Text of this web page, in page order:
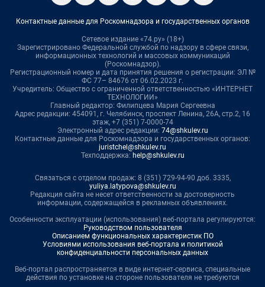
Контактные данные для Роскомнадзора и государственных органов
Сетевое издание «74.ру» (18+)
Зарегистрировано Федеральной службой по надзору в сфере связи,
информационных технологий и массовых коммуникаций
(Роскомнадзор).
Регистрационный номер и дата принятия решения о регистрации: ЭЛ №
ФС 77– 84676 от 06.02.2023 г.
Учредитель: Общество с ограниченной ответственностью «ИНТЕРНЕТ
ТЕХНОЛОГИИ»
Главный редактор: Филипцева Мария Сергеевна
Адрес редакции: 454091, г. Челябинск, проспект Ленина, 26А, стр.2, 16
этаж, +7 (351) 7-0000-74
Электронный адрес редакции: 74@shkulev.ru
Контактные данные для Роскомнадзора и государственных органов:
juristchel@shkulev.ru
Техподдержка: help@shkulev.ru
Связаться с отделом продаж: 8 (351) 729-94-90 доб. 3335,
yuliya.latypova@shkulev.ru
Редакция сайта не несет ответственности за достоверность
информации, содержащейся в рекламных объявлениях.
Особенности эксплуатации (использования) веб-портала регулируются:
Руководством пользователя
Описанием функциональных характеристик ПО
Условиями использования веб-портала и политикой
конфиденциальности персональных данных
Веб-портал распространяется в виде интернет-сервиса, специальные
действия по установке на стороне пользователя не требуются